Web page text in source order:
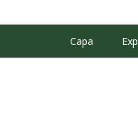
Capa